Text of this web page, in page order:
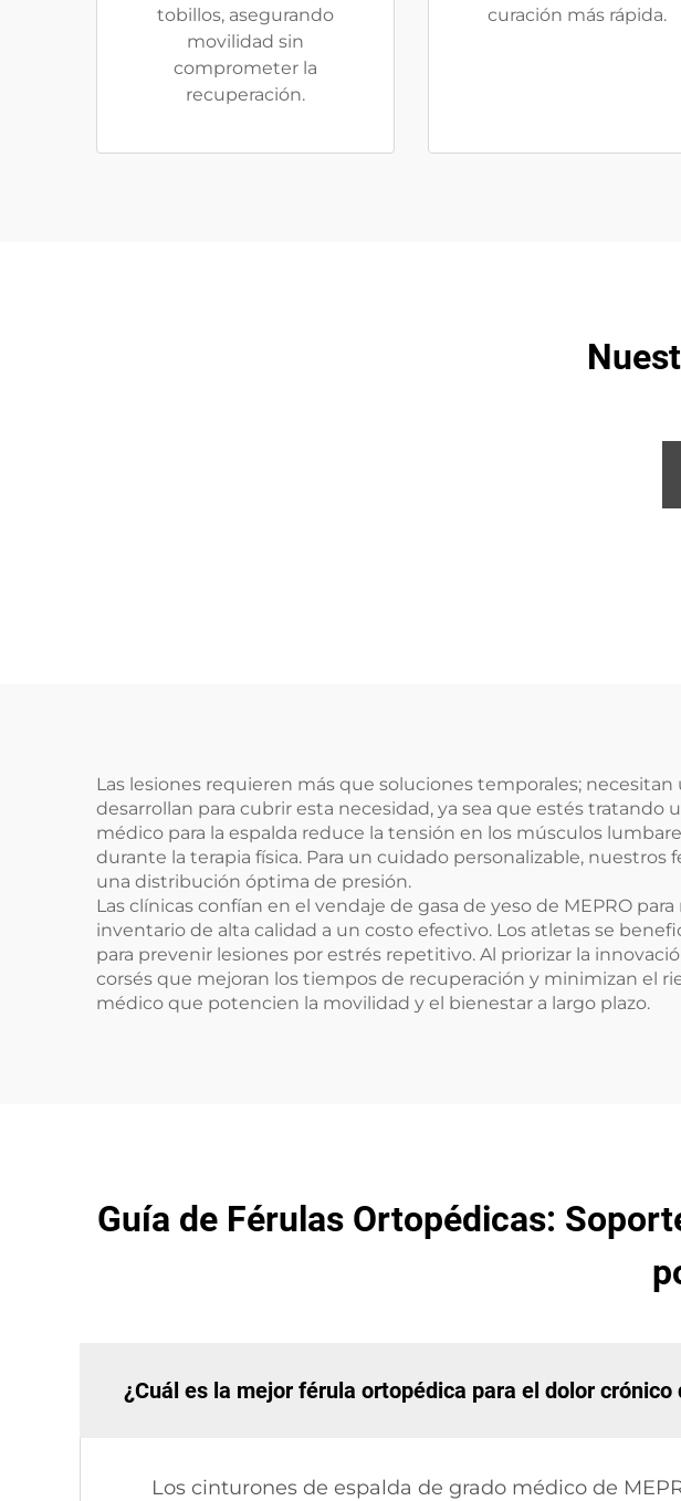
tobillos, asegurando
movilidad sin
comprometer la
recuperación.
curación más rápida.
Las lesiones requieren más que soluciones temporales;
desarrollan para cubrir esta necesidad, ya sea que estés
médico para la espalda reduce la tensión en los músculos
durante la terapia física. Para un cuidado personalizable,
una distribución óptima de presión.
Las clínicas confían en el vendaje de gasa de yeso de MEPRO
inventario de alta calidad a un costo efectivo. Los atletas se
para prevenir lesiones por estrés repetitivo. Al priorizar la
corsés que mejoran los tiempos de recuperación y minimizan el
médico que potencien la movilidad y el bienestar a largo plazo.
Guía de Férulas Ortopédicas:
¿Cuál es la mejor férula ortopédica para el dolor crónico
Los cinturones de espalda de grado médico de